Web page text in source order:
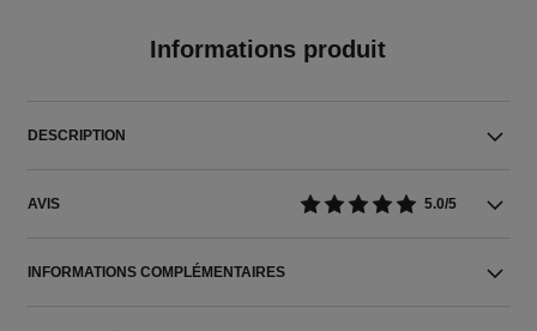
Informations produit
DESCRIPTION
AVIS 5.0/5
INFORMATIONS COMPLÉMENTAIRES